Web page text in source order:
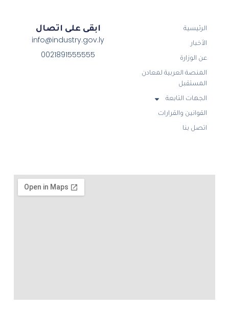
الرئيسية
الأخبار
عن الوزارة
المنصة العربية لمعادن
المستقبل
الجهات التابعة
القوانين والقرارات
اتصل بنا
ابقى على اتصال
info@industry.gov.ly
0021891555555